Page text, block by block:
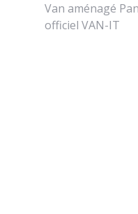
Van aménagé
officiel VAN-IT